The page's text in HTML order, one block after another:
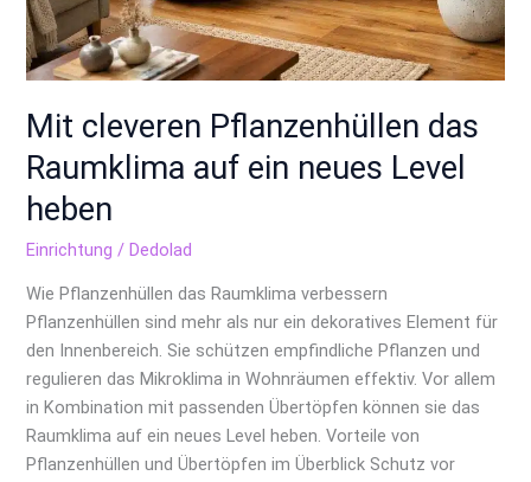
Mit cleveren Pflanzenhüllen das
Raumklima auf ein neues Level
heben
Einrichtung /Dedolad
Wie Pflanzenhüllen das Raumklima verbessern
Pflanzenhüllen sind mehr als nur ein dekoratives Element für
den Innenbereich. Sie schützen empfindliche Pflanzen und
regulieren das Mikroklima in Wohnräumen effektiv. Vor allem
in Kombination mit passenden Übertöpfen können sie das
Raumklima auf ein neues Level heben. Vorteile von
Pflanzenhüllen und Übertöpfen im Überblick Schutz vor